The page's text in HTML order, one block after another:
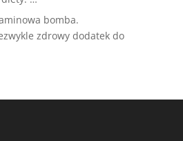
bomba.
zdrowy dodatek do